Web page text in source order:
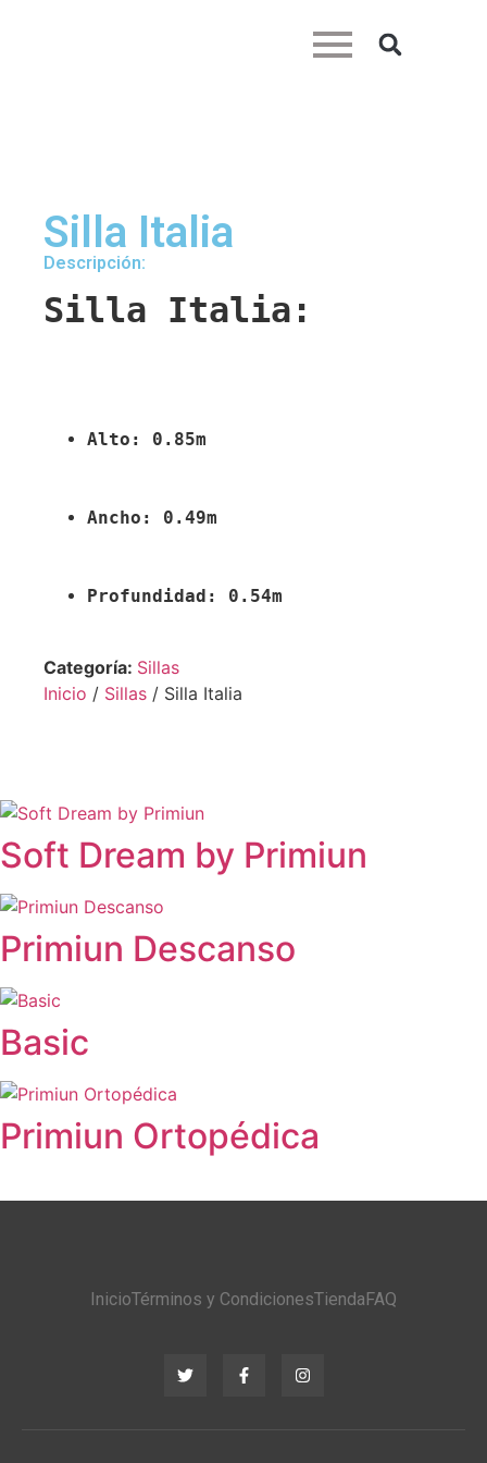
Silla Italia
Descripción:
Silla Italia:
Alto: 0.85m
Ancho: 0.49m
Profundidad: 0.54m
Categoría: Sillas
Inicio / Sillas / Silla Italia
Soft Dream by Primiun
Primiun Descanso
Basic
Primiun Ortopédica
InicioTérminos y CondicionesTienda FAQ